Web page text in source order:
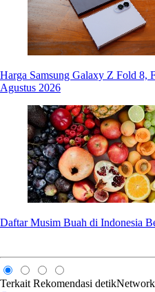
Harga Samsung Galaxy Z Fold 8,
Agustus 2026
Daftar Musim Buah di Indonesia
Terkait Rekomendasi detikNetwork